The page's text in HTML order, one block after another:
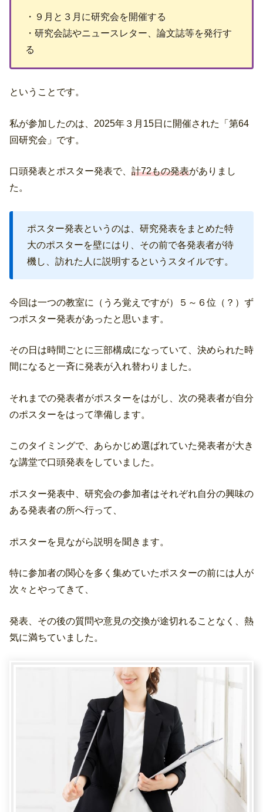
・９月と３月に研究会を開催する
・研究会誌やニュースレター、論文誌等を発行す
る
ということです。
私が参加したのは、2025年３月15日に開催された「第64
回研究会」です。
口頭発表とポスター発表で、 計72もの発表がありまし
た。
ポスター発表というのは、研究発表をまとめた特
大のポスターを壁にはり、その前で各発表者が待
機し、訪れた人に説明するというスタイルです。
今回は一つの教室に（うろ覚えですが）５～６位（？）ず
つポスター発表があったと思います。
その日は時間ごとに三部構成になっていて、決められた時
間になると一斉に発表が入れ替わりました。
それまでの発表者がポスターをはがし、次の発表者が自分
のポスターをはって準備します。
このタイミングで、あらかじめ選ばれていた発表者が大き
な講堂で口頭発表をしていました。
ポスター発表中、研究会の参加者はそれぞれ自分の興味の
ある発表者の所へ行って、
ポスターを見ながら説明を聞きます。
特に参加者の関心を多く集めていたポスターの前には人が
次々とやってきて、
発表、その後の質問や意見の交換が途切れることなく、熱
気に満ちていました。